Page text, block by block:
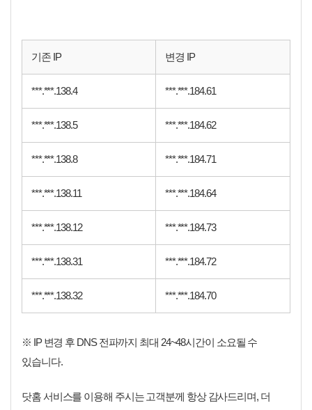
기존 IP 변경 IP
***.***.138.4 ***.***.184.61
***.***.138.5 ***.***.184.62
***.***.138.8 ***.***.184.71
***.***.138.11 ***.***.184.64
***.***.138.12 ***.***.184.73
***.***.138.31 ***.***.184.72
***.***.138.32 ***.***.184.70
※ IP 변경 후 DNS 전파까지 최대 24~48시간이 소요될 수
있습니다.
닷홈 서비스를 이용해 주시는 고객분께 항상 감사드리며, 더